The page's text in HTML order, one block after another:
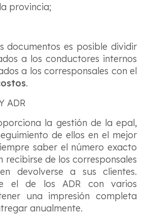
provincia;
documentos es posible dividir
a los conductores internos
a los corresponsales con el
.
ADR
la gestión de la epal,
de ellos en el mejor
saber el número exacto
recibirse de los corresponsales
devolverse a sus clientes.
el de los ADR con varios
una impresión completa
anualmente.